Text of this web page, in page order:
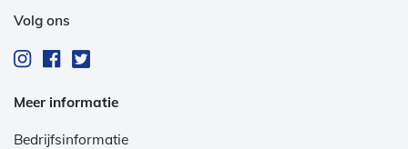
Volg ons
Meer informatie
Bedrijfsinformatie